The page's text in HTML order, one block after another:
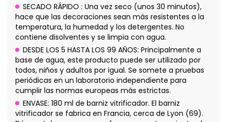
SECADO RÁPIDO : Una vez seco (unos 30 minutos),
hace que las decoraciones sean más resistentes a la
temperatura, la humedad y los detergentes. No
contiene disolventes y se limpia con agua.
DESDE LOS 5 HASTA LOS 99 AÑOS: Principalmente a
base de agua, este producto puede ser utilizado por
todos, niños y adultos por igual. Se somete a pruebas
periódicas en un laboratorio independiente para
cumplir las normas europeas más estrictas.
ENVASE: 180 ml de barniz vitrificador. El barniz
vitrificador se fabrica en Francia, cerca de Lyon (69).